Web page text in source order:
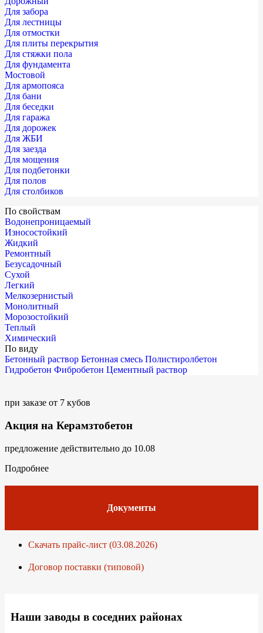
Для забора
Для лестницы
Для отмостки
Для плиты перекрытия
Для стяжки пола
Для фундамента
Мостовой
Для армопояса
Для бани
Для беседки
Для гаража
Для дорожек
Для ЖБИ
Для заезда
Для мощения
Для подбетонки
Для полов
Для столбиков
По свойствам
Водонепроницаемый
Износостойкий
Жидкий
Ремонтный
Безусадочный
Сухой
Легкий
Мелкозернистый
Монолитный
Морозостойкий
Теплый
Химический
По виду
Бетонный раствор Бетонная смесь Полистиролбетон
Гидробетон Фибробетон Цементный раствор
при заказе от 7 кубов
Акция на Керамзтобетон
предложение действительно до 10.08
Подробнее
Документы
Скачать прайс-лист (03.08.2026)
Договор поставки (типовой)
Наши заводы в соседних районах